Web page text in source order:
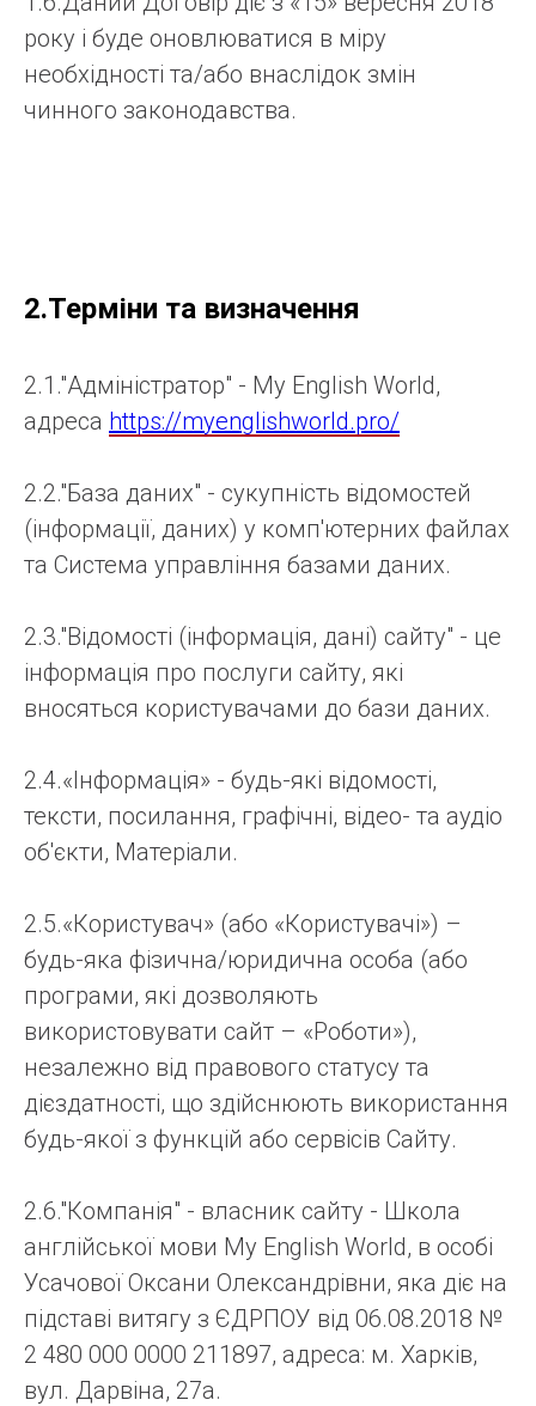
року і буде оновлюватися в міру
необхідності та/або внаслідок змін
чинного законодавства.
2.Терміни та визначення
2.1."Адміністратор" - My English World,
адреса https://myenglishworld.pro/
2.2."База даних" - сукупність відомостей
(інформації, даних) у комп'ютерних файлах
та Система управління базами даних.
2.3."Відомості (інформація, дані) сайту" - це
інформація про послуги сайту, які
вносяться користувачами до бази даних.
2.4.«Інформація» - будь-які відомості,
тексти, посилання, графічні, відео- та аудіо
об'єкти, Матеріали.
2.5.«Користувач» (або «Користувачі») –
будь-яка фізична/юридична особа (або
програми, які дозволяють
використовувати сайт – «Роботи»),
незалежно від правового статусу та
дієздатності, що здійснюють використання
будь-якої з функцій або сервісів Сайту.
2.6."Компанія" - власник сайту - Школа
англійської мови My English World, в особі
Усачової Оксани Олександрівни, яка діє на
підставі витягу з ЄДРПОУ від 06.08.2018 №
2 480 000 0000 211897, адреса: м. Харків,
вул. Дарвіна, 27а.